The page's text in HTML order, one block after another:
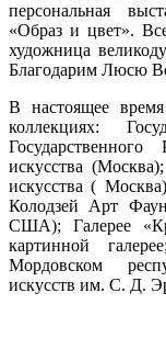
персональная
«Образ и цвет».
художница
Благодарим Люсю
В настоящее
коллекциях:
искусства
искусства (
Колодзей Арт
США); Галерее
картинной
Мордовском
искусств им. С. Д.